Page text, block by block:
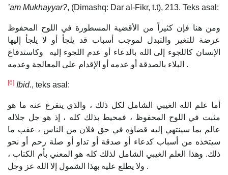
’am Mukhayyar?, (Dimashq: Dar al-Fikr, t.t), 213. Teks asal:
ومن هنا فإن كثيراً من الأقضية المسطورة في اللوح المحفوظ
عرضة للتغير والتبدل لموجب أسباب قد يلجأ أو لا يلجأ إليها
الإنسان كاللجوء إلى الله بالدعاء أو عدم اللجوء إليه وكاستدفاع
البلاء بالصدقة أو عدمه أو الإقدام على المعالجة وعدمه .
[6] Ibid., teks asal:
أما علم الله الغيبي الشامل لكل ذلك ، والذي يتفرع عنه ما هو
مثبت في اللوح المحفوظ ، فمحيط بذلك كله ، إذ هو جل جلاله
عالم بما سينتهي إليه قضاؤه في حق فلان من الناس ، عقب ما
سيتخذه من أسباب كدعاء أو صدقة أو تداو أو صلة رحم أو نحو
ذلك. وهذا العلم الغيبي الشامل لذلك كله هو المعني بأم الكتاب ،
ولا يطلع عليه بهذا الشمول إلا الله عز وجل .